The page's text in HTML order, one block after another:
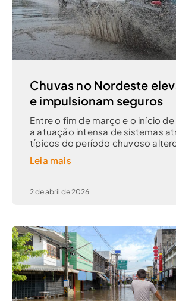
Chuvas no Nordeste
e impulsionam seguros
Entre o fim de março e o início
a atuação intensa de sistemas
típicos do período chuvoso
Leia mais
2 de abril de 2026